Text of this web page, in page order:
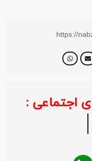
https://
اجتماعی :